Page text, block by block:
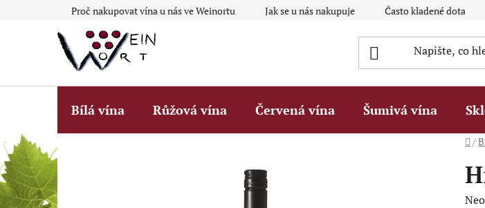
Proč nakupovat vína u nás ve Weinortu Jak se u nás nakupuje Často kladené dotazy
Bílá vína Růžová vína Červená vína Šumivá vína
/